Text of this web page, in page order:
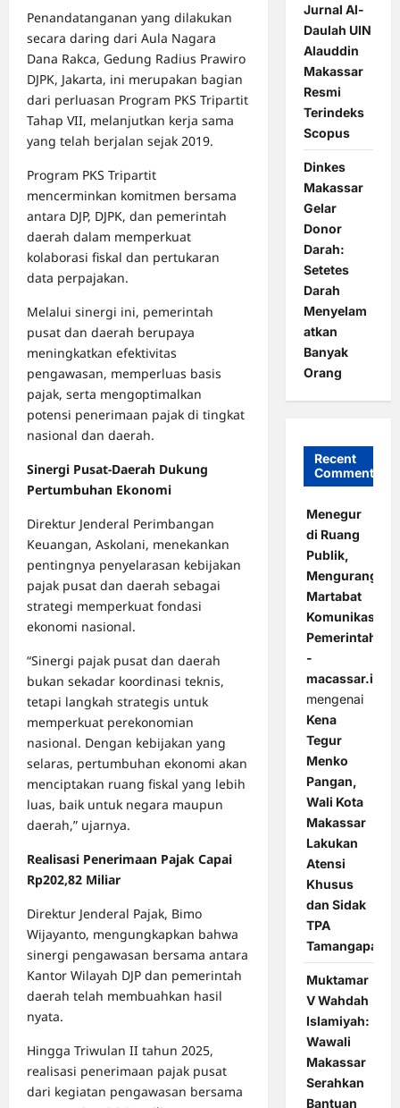
Penandatanganan yang dilakukan
secara daring dari Aula Nagara
Dana Rakca, Gedung Radius Prawiro
DJPK, Jakarta, ini merupakan bagian
dari perluasan Program PKS Tripartit
Tahap VII, melanjutkan kerja sama
yang telah berjalan sejak 2019.
Program PKS Tripartit
mencerminkan komitmen bersama
antara DJP, DJPK, dan pemerintah
daerah dalam memperkuat
kolaborasi fiskal dan pertukaran
data perpajakan.
Melalui sinergi ini, pemerintah
pusat dan daerah berupaya
meningkatkan efektivitas
pengawasan, memperluas basis
pajak, serta mengoptimalkan
potensi penerimaan pajak di tingkat
nasional dan daerah.
Sinergi Pusat-Daerah Dukung
Pertumbuhan Ekonomi
Direktur Jenderal Perimbangan
Keuangan, Askolani, menekankan
pentingnya penyelarasan kebijakan
pajak pusat dan daerah sebagai
strategi memperkuat fondasi
ekonomi nasional.
“Sinergi pajak pusat dan daerah
bukan sekadar koordinasi teknis,
tetapi langkah strategis untuk
memperkuat perekonomian
nasional. Dengan kebijakan yang
selaras, pertumbuhan ekonomi akan
menciptakan ruang fiskal yang lebih
luas, baik untuk negara maupun
daerah,” ujarnya.
Realisasi Penerimaan Pajak Capai
Rp202,82 Miliar
Direktur Jenderal Pajak, Bimo
Wijayanto, mengungkapkan bahwa
sinergi pengawasan bersama antara
Kantor Wilayah DJP dan pemerintah
daerah telah membuahkan hasil
nyata.
Hingga Triwulan II tahun 2025,
realisasi penerimaan pajak pusat
dari kegiatan pengawasan bersama
Jurnal Al-
Daulah UIN
Alauddin
Makassar
Resmi
Terindeks
Scopus
Dinkes
Makassar
Gelar
Donor
Darah:
Setetes
Darah
Menyelam
atkan
Banyak
Orang
Recent
Comments
Menegur
di Ruang
Publik,
Mengurangi
Martabat
Komunikasi
Pemerintahan
-
macassar.id
mengenai
Kena
Tegur
Menko
Pangan,
Wali Kota
Makassar
Lakukan
Atensi
Khusus
dan Sidak
TPA
Tamangapa
Muktamar
V Wahdah
Islamiyah:
Wawali
Makassar
Serahkan
Bantuan